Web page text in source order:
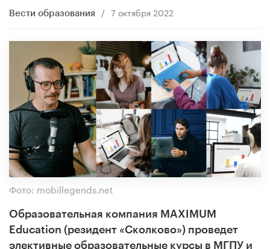
Вести образования / 7 октября 2022
Фото: mobillegends.net
Образовательная компания MAXIMUM
Education (резидент «Сколково») проведет
элективные образовательные курсы в МГПУ и